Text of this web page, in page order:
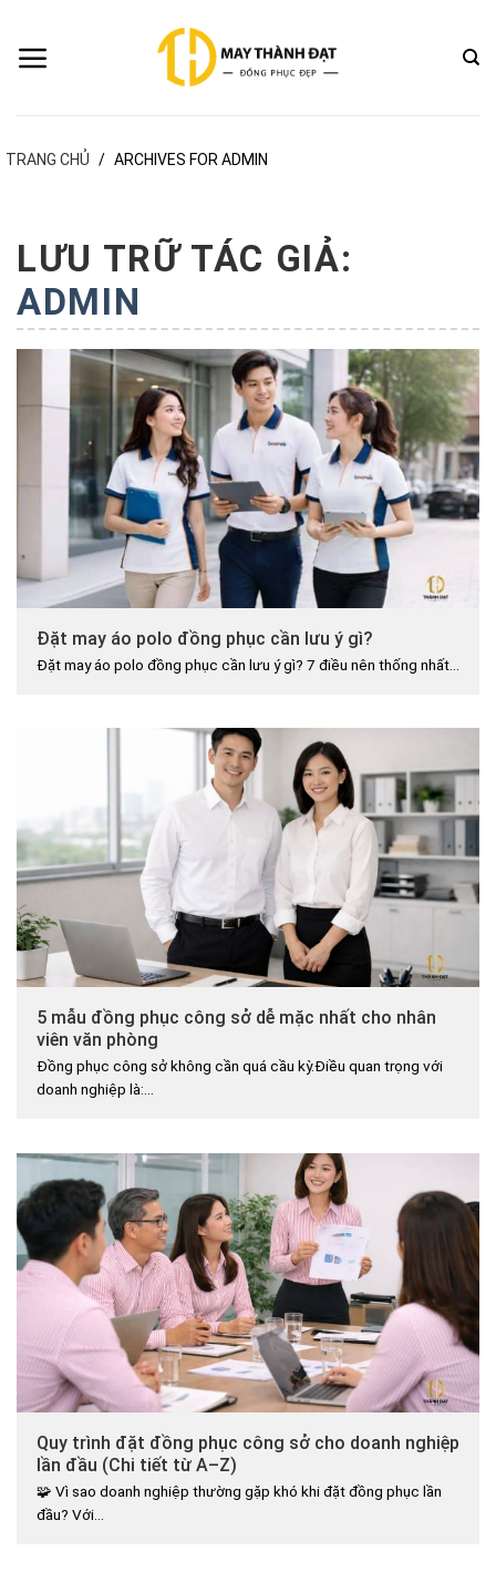
nội
TRANG CHỦ / ARCHIVES FOR ADMIN
LƯU TRỮ TÁC GIẢ:
ADMIN
Đặt may áo polo đồng phục cần lưu ý gì?
Đặt may áo polo đồng phục cần lưu ý gì? 7 điều nên thống nhất...
5 mẫu đồng phục công sở dễ mặc nhất cho nhân
viên văn phòng
Đồng phục công sở không cần quá cầu kỳ.Điều quan trọng với
doanh nghiệp là:...
Quy trình đặt đồng phục công sở cho doanh nghiệp
lần đầu (Chi tiết từ A–Z)
🧩 Vì sao doanh nghiệp thường gặp khó khi đặt đồng phục lần
đầu? Với...